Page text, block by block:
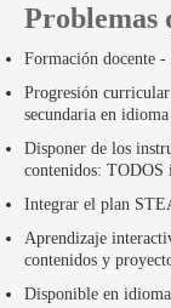
Problemas
Formación docente
Progresión
secundaria en idioma
Disponer de los
contenidos: TODOS
Integrar el plan
Aprendizaje
contenidos y
Disponible en